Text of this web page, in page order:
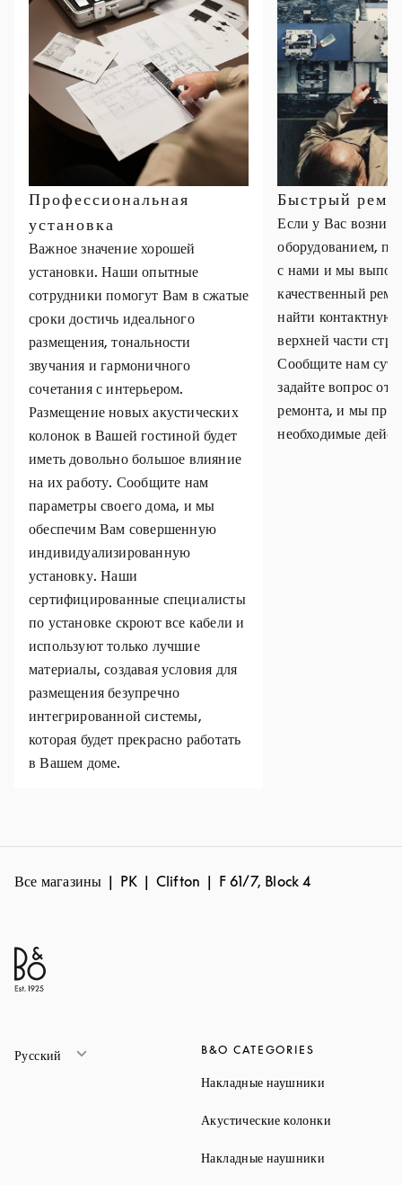
Профессиональная
установка
Важное значение хорошей
установки. Наши опытные
сотрудники помогут Вам в сжатые
сроки достичь идеального
размещения, тональности
звучания и гармоничного
сочетания с интерьером.
Размещение новых акустических
колонок в Вашей гостиной будет
иметь довольно большое влияние
на их работу. Сообщите нам
параметры своего дома, и мы
обеспечим Вам совершенную
индивидуализированную
установку. Наши
сертифицированные специалисты
по установке скроют все кабели и
используют только лучшие
материалы, создавая условия для
размещения безупречно
интегрированной системы,
которая будет прекрасно работать
в Вашем доме.
Быстрый
Если у Вас
оборудованием,
с нами и мы
качественный
найти
верхней части
Сообщите нам
задайте вопрос
ремонта, и мы
необходимые
Все магазины PK Clifton F 61/7, Block 4
Русский B&O CATEGORIES
Накладные наушники
Акустические колонки
Накладные наушники